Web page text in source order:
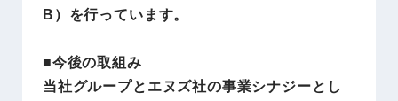
B）を行っています。
■今後の取組み
当社グループとエヌズ社の事業シナジーとし